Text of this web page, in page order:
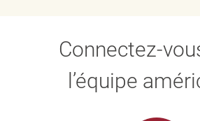
Connectez-
l’équipe